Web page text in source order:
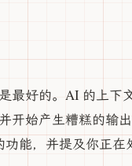
最好的。AI 的上下
开始产生糟糕的输
能，并提及你正在